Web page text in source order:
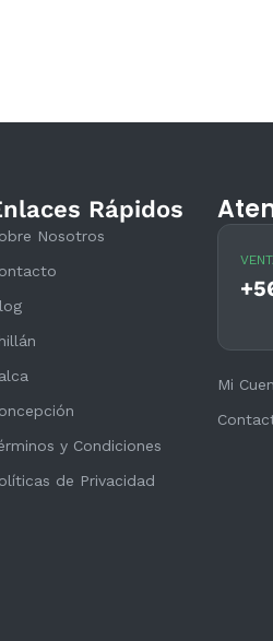
Rápidos
Nosotros
y Condiciones
de Privacidad
Mi